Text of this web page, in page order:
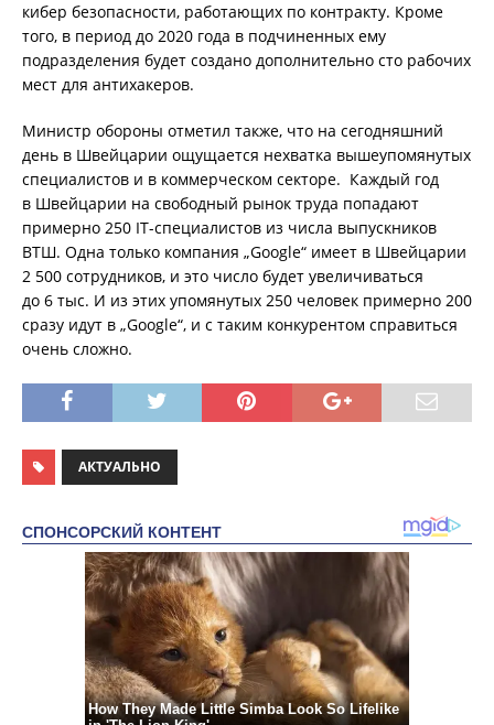
кибер безопасности, работающих по контракту. Кроме
того, в период до 2020 года в подчиненных ему
подразделения будет создано дополнительно сто рабочих
мест для антихакеров.
Министр обороны отметил также, что на сегодняшний
день в Швейцарии ощущается нехватка вышеупомянутых
специалистов и в коммерческом секторе. Каждый год
в Швейцарии на свободный рынок труда попадают
примерно 250 IT-специалистов из числа выпускников
ВТШ. Одна только компания „Google“ имеет в Швейцарии
2 500 сотрудников, и это число будет увеличиваться
до 6 тыс. И из этих упомянутых 250 человек примерно 200
сразу идут в „Google“, и с таким конкурентом справиться
очень сложно.
АКТУАЛЬНО